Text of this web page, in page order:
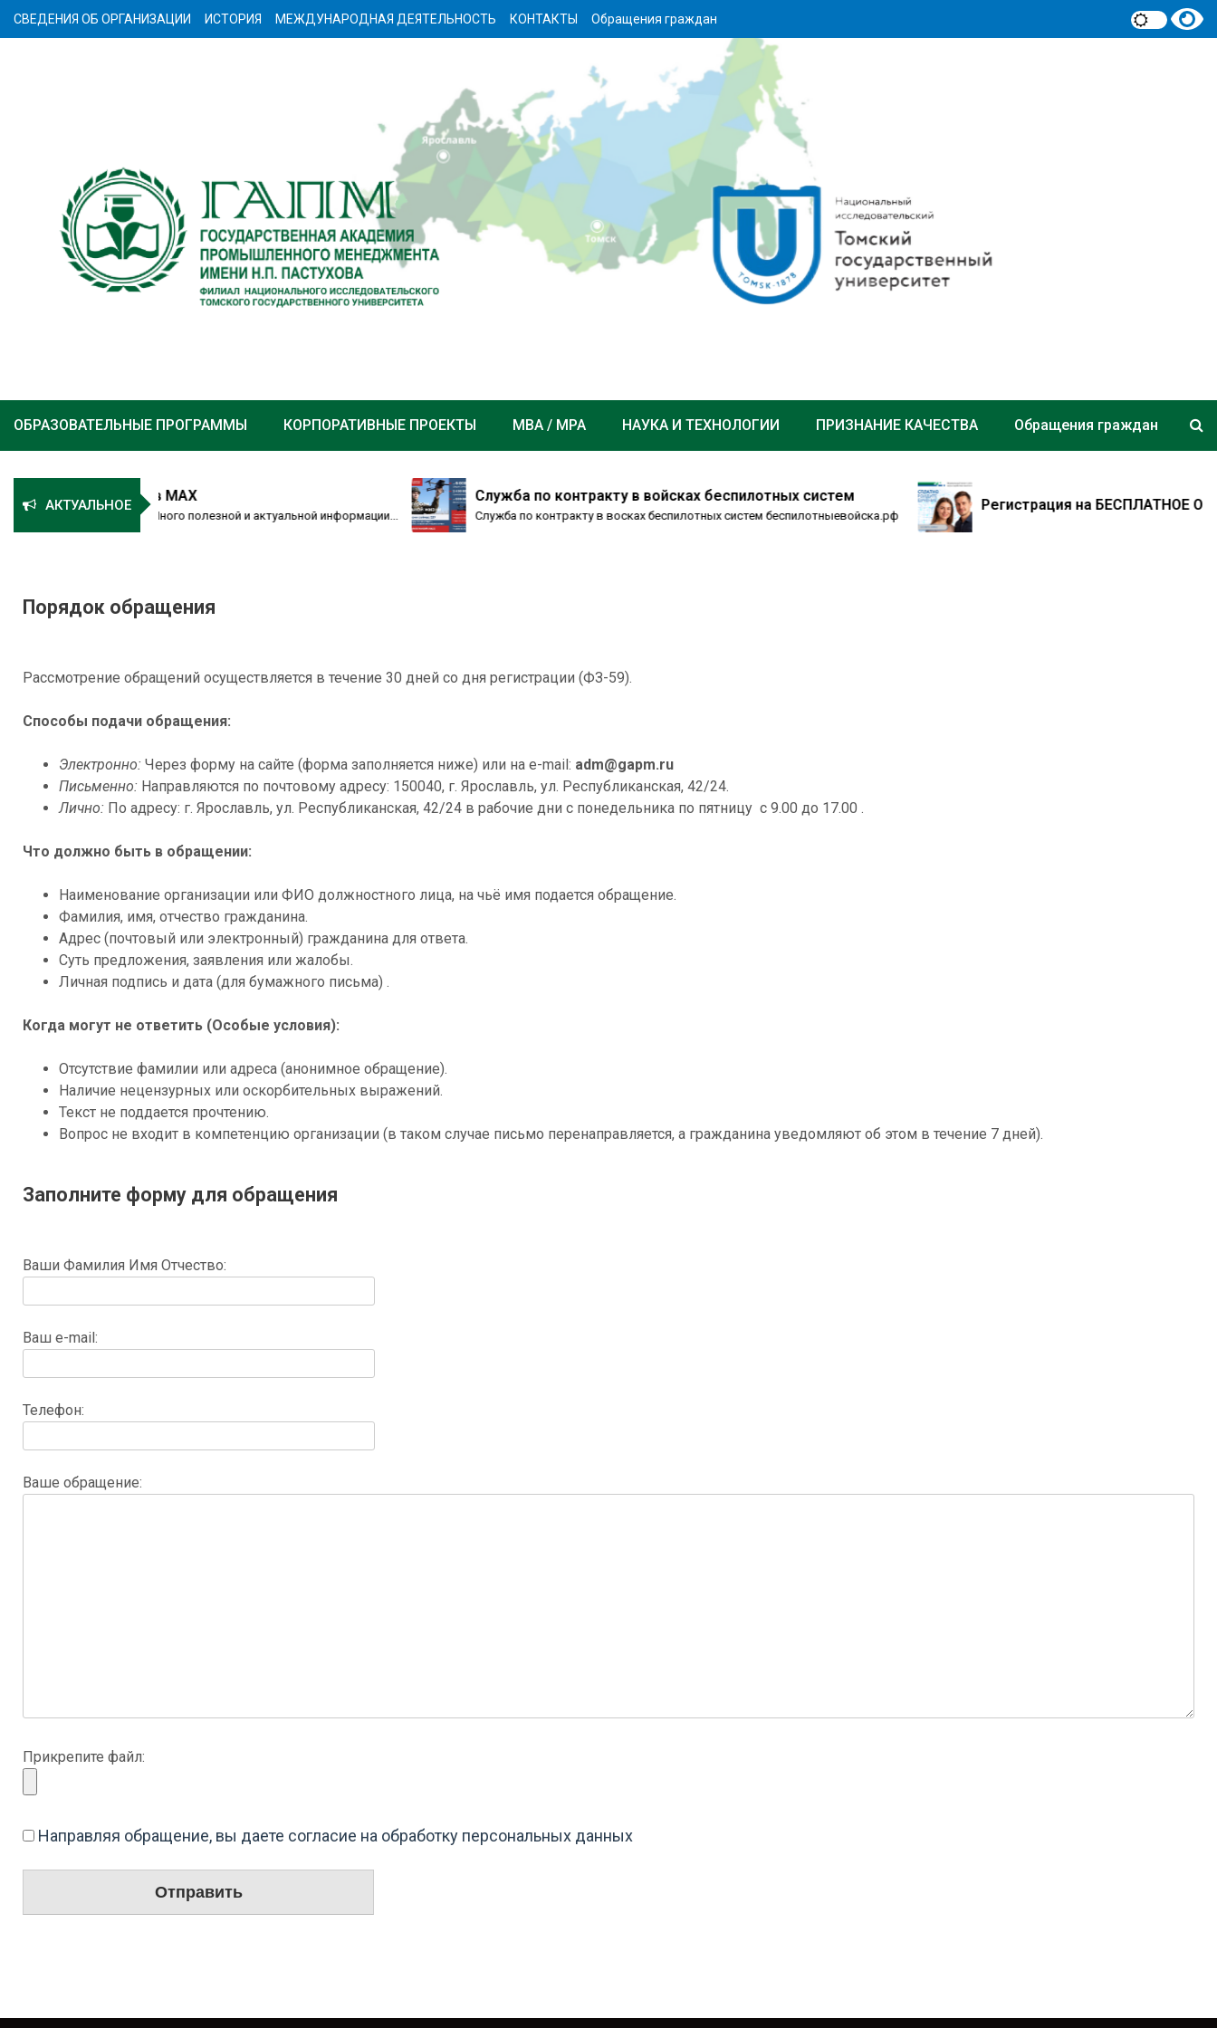
СВЕДЕНИЯ ОБ ОРГАНИЗАЦИИ ИСТОРИЯ МЕЖДУНАРОДНАЯ ДЕЯТЕЛЬНОСТЬ КОНТАКТЫ Обращения граждан
ОБРАЗОВАТЕЛЬНЫЕ ПРОГРАММЫ КОРПОРАТИВНЫЕ ПРОЕКТЫ MBA / MPA НАУКА И ТЕХНОЛОГИИ ПРИЗНАНИЕ КАЧЕСТВА Обращения граждан
АКТУАЛЬНОЕ
Пастухова ТГУ в MAX
ТГУ в MAX Много полезной и актуальной информации...
Служба по контракту в войсках беспилотных систем
Служба по контракту в восках беспилотных систем беспилотныевойска.рф
Регистрация на БЕСПЛАТНОЕ
Порядок обращения
Рассмотрение обращений осуществляется в течение 30 дней со дня регистрации (ФЗ-59).
Способы подачи обращения:
Электронно: Через форму на сайте (форма заполняется ниже) или на e-mail: adm@gapm.ru
Письменно: Направляются по почтовому адресу: 150040, г. Ярославль, ул. Республиканская, 42/24.
Лично: По адресу: г. Ярославль, ул. Республиканская, 42/24 в рабочие дни с понедельника по пятницу с 9.00 до 17.00 .
Что должно быть в обращении:
Наименование организации или ФИО должностного лица, на чьё имя подается обращение.
Фамилия, имя, отчество гражданина.
Адрес (почтовый или электронный) гражданина для ответа.
Суть предложения, заявления или жалобы.
Личная подпись и дата (для бумажного письма) .
Когда могут не ответить (Особые условия):
Отсутствие фамилии или адреса (анонимное обращение).
Наличие нецензурных или оскорбительных выражений.
Текст не поддается прочтению.
Вопрос не входит в компетенцию организации (в таком случае письмо перенаправляется, а гражданина уведомляют об этом в течение 7 дней).
Заполните форму для обращения
Ваши Фамилия Имя Отчество:
Ваш e-mail:
Телефон:
Ваше обращение:
Прикрепите файл:
Направляя обращение, вы даете согласие на обработку персональных данных